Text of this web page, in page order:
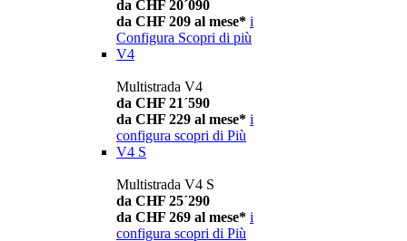
da CHF 20´090
da CHF 209 al mese* i
Configura Scopri di più
V4
Multistrada V4
da CHF 21´590
da CHF 229 al mese* i
configura scopri di Più
V4 S
Multistrada V4 S
da CHF 25´290
da CHF 269 al mese* i
configura scopri di Più